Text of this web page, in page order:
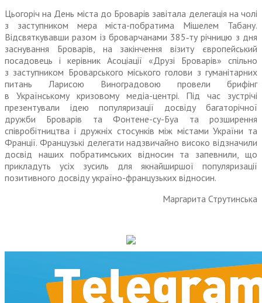
Цьогоріч на День міста до Броварів завітала делегація на чолі
з заступником мера міста-побратима Мішелем Табану.
Відсвяткувавши разом із броварчанами 385‑ту річницю з дня
заснування Броварів, на закінчення візиту європейський
посадовець і керівник Асоціації «Друзі Броварів» спільно
з заступником Броварського міського голови з гуманітарних
питань Ларисою Виноградовою провели брифінг
в Українському кризовому медіа-цент­рі. Під час зустрічі
презентували ідею популяризації досвіду багаторічної
дружби Броварів та Фонтене-су-Буа та розширення
співробітництва і дружніх стосунків між містами України та
Франції. Французькі делегати надзвичайно високо відзначили
досвід наших побратимських відносин та запевнили, що
прикладуть усіх зусиль для якнайширшої популяризації
позитивного досвіду україно-французьких відносин.
Маргарита Струтинська